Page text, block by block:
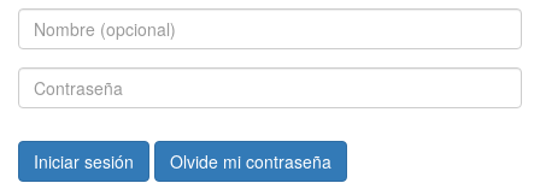
Iniciar sesión Olvide mi contraseña